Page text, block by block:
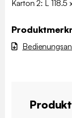
Karton 2: L